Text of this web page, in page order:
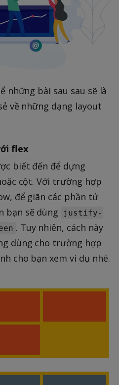
những bài sau sau sẽ là
về những dạng layout
flex
biết đến để dựng
cột. Với trường hợp
để giãn các phần tử
bạn sẽ dùng
justify-
. Tuy nhiên, cách này
dùng cho trường hợp
cho bạn xem ví dụ nhé.